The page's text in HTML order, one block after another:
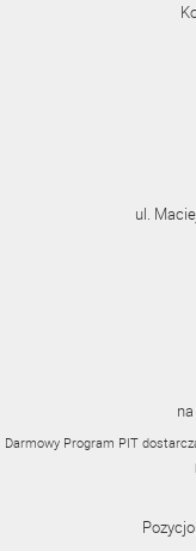
ul.
Darmowy Program PIT